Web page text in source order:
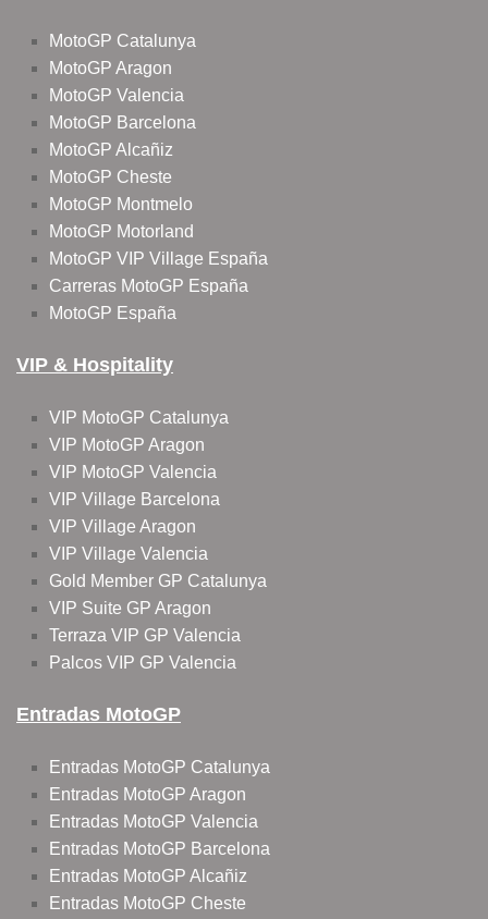
MotoGP Catalunya
MotoGP Aragon
MotoGP Valencia
MotoGP Barcelona
MotoGP Alcañiz
MotoGP Cheste
MotoGP Montmelo
MotoGP Motorland
MotoGP VIP Village España
Carreras MotoGP España
MotoGP España
VIP & Hospitality
VIP MotoGP Catalunya
VIP MotoGP Aragon
VIP MotoGP Valencia
VIP Village Barcelona
VIP Village Aragon
VIP Village Valencia
Gold Member GP Catalunya
VIP Suite GP Aragon
Terraza VIP GP Valencia
Palcos VIP GP Valencia
Entradas MotoGP
Entradas MotoGP Catalunya
Entradas MotoGP Aragon
Entradas MotoGP Valencia
Entradas MotoGP Barcelona
Entradas MotoGP Alcañiz
Entradas MotoGP Cheste